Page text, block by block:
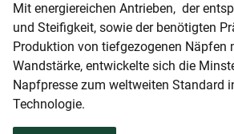
Mit energiereichen Antrieben, der
und Steifigkeit, sowie der benötigten
Produktion von tiefgezogenen Näpfen
Wandstärke, entwickelte sich die
Napfpresse zum weltweiten Standard
Technologie.